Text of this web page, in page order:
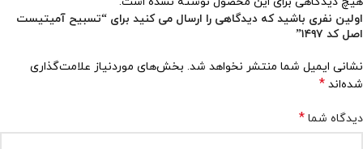
اولین نفری باشید که دیدگاهی را ارسال می کنید برای “تسبیح آمیتیست
اصل کد ۱۴۹۷”
نشانی ایمیل شما منتشر نخواهد شد. بخش‌های موردنیاز علامت‌گذاری
شده‌اند *
دیدگاه شما *